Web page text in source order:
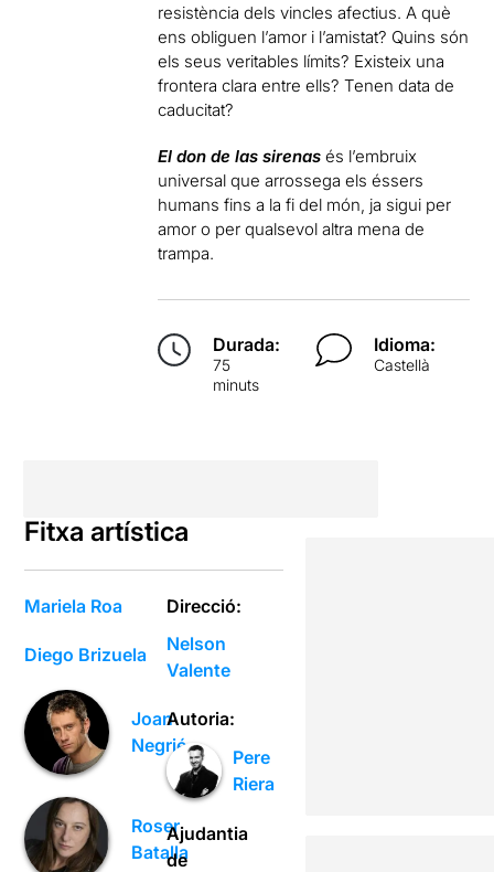
resistència dels vincles afectius. A què
ens obliguen l’amor i l’amistat? Quins són
els seus veritables límits? Existeix una
frontera clara entre ells? Tenen data de
caducitat?
El don de las sirenas és l’embruix
universal que arrossega els éssers
humans fins a la fi del món, ja sigui per
amor o per qualsevol altra mena de
trampa.
Durada:
75
minuts
Idioma:
Castellà
Fitxa artística
Mariela Roa
Diego Brizuela
Joan
Negrié
Roser
Batalla
Direcció:
Nelson
Valente
Autoria:
Pere
Riera
Ajudantia
de